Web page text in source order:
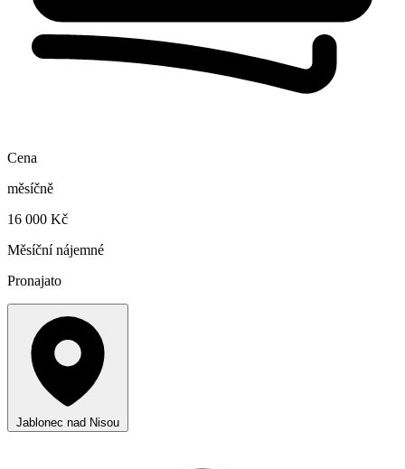
Cena
měsíčně
16 000 Kč
Měsíční nájemné
Pronajato
Jablonec nad Nisou